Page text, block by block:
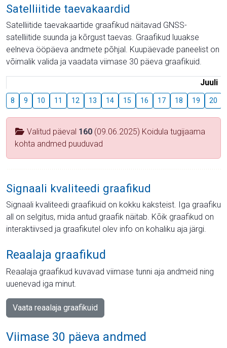
Satelliitide taevakaardid
Satelliitide taevakaartide graafikud näitavad GNSS-
satelliitide suunda ja kõrgust taevas. Graafikud luuakse
eelneva ööpäeva andmete põhjal. Kuupäevade paneelist on
võimalik valida ja vaadata viimase 30 päeva graafikuid.
Juuli
8 9 10 11 12 13 14 15 16 17 18 19 20
Valitud päeval 160 (09.06.2025) Koidula tugijaama
kohta andmed puuduvad
Signaali kvaliteedi graafikud
Signaali kvaliteedi graafikuid on kokku kaksteist. Iga graafiku
all on selgitus, mida antud graafik näitab. Kõik graafikud on
interaktiivsed ja graafikutel olev info on kohaliku aja järgi.
Reaalaja graafikud
Reaalaja graafikud kuvavad viimase tunni aja andmeid ning
uuenevad iga minut.
Vaata reaalaja graafikuid
Viimase 30 päeva andmed